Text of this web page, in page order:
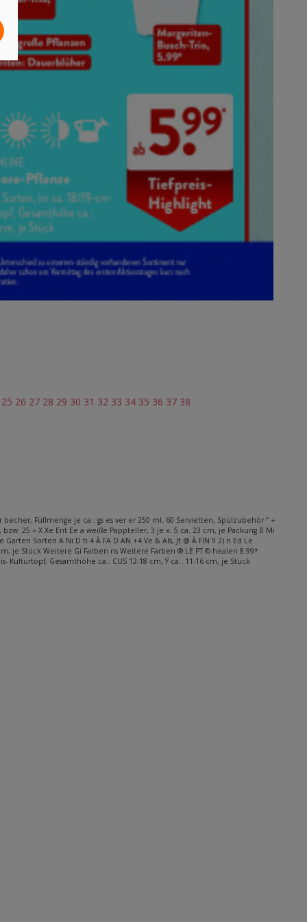
25 26 27 28 29 30 31 32 33 34 35 36 37 38
becher, Füllmenge je ca.: gs es ver er 250 ml, 60 Servietten, Spülzubehör “ +
25 = X Xe Ent Ee a weiße Pappteller, 3 je x. 5 ca. 23 cm, je Packung B Mi
Sorten A Ni D ti 4 À FA D AN +4 Ve & Als, Jt @ À FIN 9 2) n Ed Le
je Stück Weitere Gi Farben ns Weitere Farben ® LE PT © healen 8.99*
Kulturtopf, Gesamthöhe ca.: CUS 12-18 cm, Ÿ ca.: 11-16 cm, je Stück